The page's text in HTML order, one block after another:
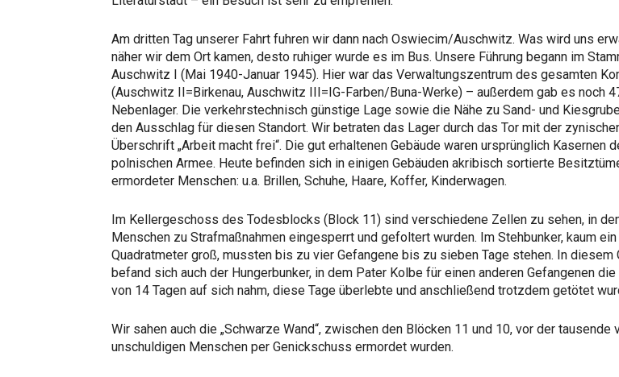
Am dritten Tag unserer Fahrt fuhren wir dann nach Oswiecim/Auschwitz. Was wird uns
näher wir dem Ort kamen, desto ruhiger wurde es im Bus. Unsere Führung begann im
Auschwitz I (Mai 1940-Januar 1945). Hier war das Verwaltungszentrum des gesamten
(Auschwitz II=Birkenau, Auschwitz III=IG-Farben/Buna-Werke) – außerdem gab es noch
Nebenlager. Die verkehrstechnisch günstige Lage sowie die Nähe zu Sand- und
den Ausschlag für diesen Standort. Wir betraten das Lager durch das Tor mit der
Überschrift „Arbeit macht frei“. Die gut erhaltenen Gebäude waren ursprünglich Kasernen
polnischen Armee. Heute befinden sich in einigen Gebäuden akribisch sortierte
ermordeter Menschen: u.a. Brillen, Schuhe, Haare, Koffer, Kinderwagen.
Im Kellergeschoss des Todesblocks (Block 11) sind verschiedene Zellen zu sehen, in
Menschen zu Strafmaßnahmen eingesperrt und gefoltert wurden. Im Stehbunker, kaum ein
Quadratmeter groß, mussten bis zu vier Gefangene bis zu sieben Tage stehen. In diesem
befand sich auch der Hungerbunker, in dem Pater Kolbe für einen anderen Gefangenen
von 14 Tagen auf sich nahm, diese Tage überlebte und anschließend trotzdem getötet
Wir sahen auch die „Schwarze Wand“, zwischen den Blöcken 11 und 10, vor der tausende
unschuldigen Menschen per Genickschuss ermordet wurden.